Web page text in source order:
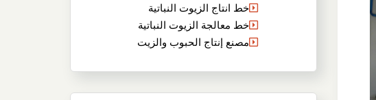
خط انتاج الزيوت النباتية
خط معالجة الزيوت النباتية
مصنع إنتاج الحبوب والزيت